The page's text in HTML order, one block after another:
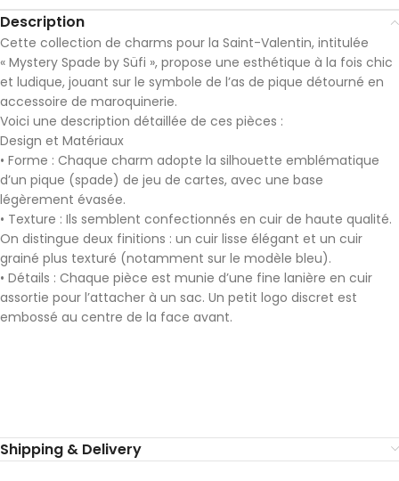
Description
Cette collection de charms pour la Saint-Valentin, intitulée
« Mystery Spade by Süfi », propose une esthétique à la fois chic
et ludique, jouant sur le symbole de l’as de pique détourné en
accessoire de maroquinerie.
Voici une description détaillée de ces pièces :
Design et Matériaux
• Forme : Chaque charm adopte la silhouette emblématique
d’un pique (spade) de jeu de cartes, avec une base
légèrement évasée.
• Texture : Ils semblent confectionnés en cuir de haute qualité.
On distingue deux finitions : un cuir lisse élégant et un cuir
grainé plus texturé (notamment sur le modèle bleu).
• Détails : Chaque pièce est munie d’une fine lanière en cuir
assortie pour l’attacher à un sac. Un petit logo discret est
embossé au centre de la face avant.
Shipping & Delivery